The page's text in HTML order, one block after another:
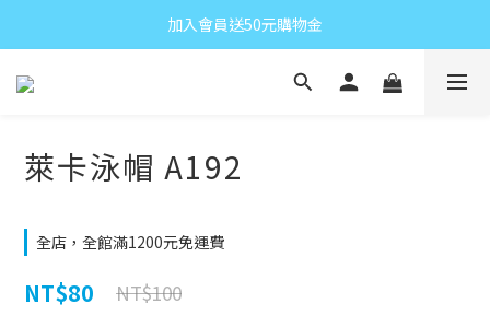
加入會員送50元購物金
萊卡泳帽 A192
全店，全館滿1200元免運費
NT$80 NT$100